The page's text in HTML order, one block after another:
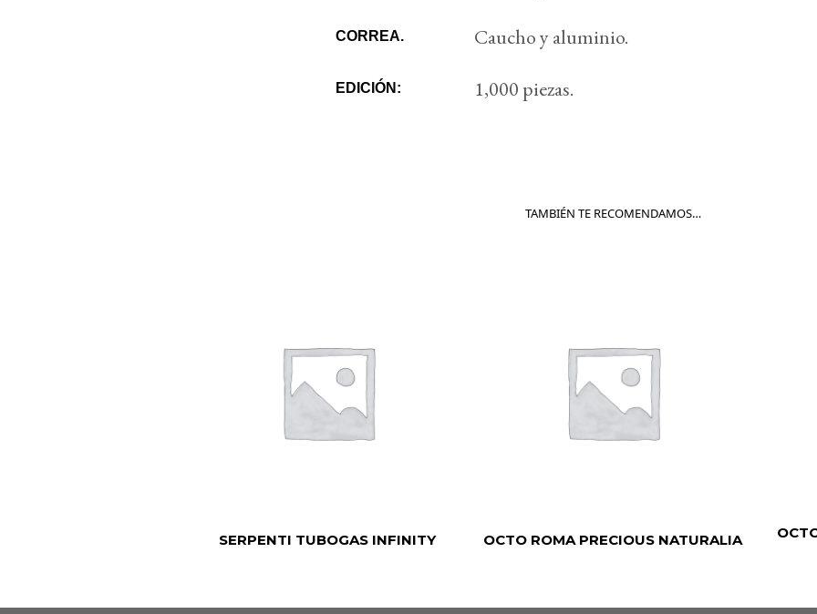
CORREA. Caucho y aluminio.
EDICIÓN: 1,000 piezas.
TAMBIÉN TE RECOMENDAMOS…
SERPENTI TUBOGAS INFINITY OCTO ROMA PRECIOUS NATURALIA